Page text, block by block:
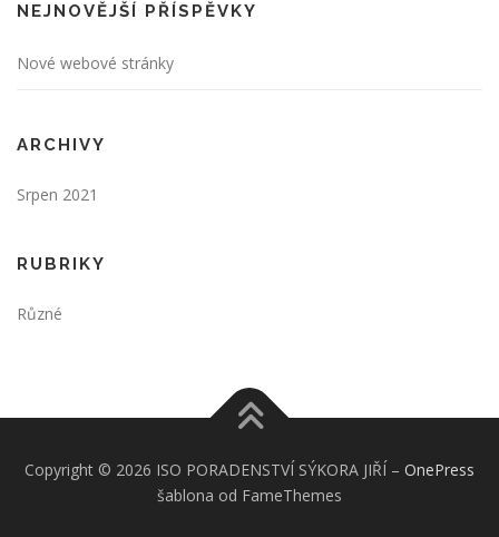
NEJNOVĚJŠÍ PŘÍSPĚVKY
Nové webové stránky
ARCHIVY
Srpen 2021
RUBRIKY
Různé
Copyright © 2026 ISO PORADENSTVÍ SÝKORA JIŘÍ – OnePress
šablona od FameThemes